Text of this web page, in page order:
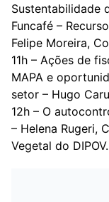
Sustentabilidade
Funcafé –
Felipe Moreira,
11h – Ações de
MAPA e
setor – Hugo
12h – O
– Helena Rugeri,
Vegetal do DIPOV.